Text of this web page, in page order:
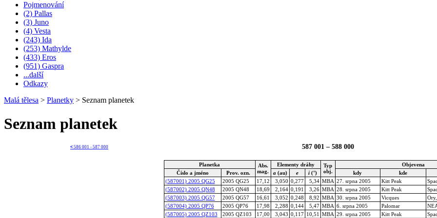
Pojmenování
(2) Pallas
(3) Juno
(4) Vesta
(243) Ida
(253) Mathylde
(433) Eros
(951) Gaspra
...další
Odkazy
Malá tělesa > Planetky > Seznam planetek
Seznam planetek
< 586 001 - 587 000 587 001 – 588 000
Planetka
Abs.
mag.
Elementy dráhy
Typ
obj.
Objevena
Číslo a jméno
Prov. ozn. a(au) e i (°) kdy kde
(587001) 2005 QG25
2005 QG25 17,12 3,050 0,277 5,34 MBA 27. srpna 2005 Kitt Peak
(587002) 2005 QN48
2005 QN48 18,69 2,164 0,191 3,26 MBA 28. srpna 2005 Kitt Peak
(587003) 2005 QG57
2005 QG57 16,61 3,052 0,248 8,92 MBA 30. srpna 2005 Vicques
(587004) 2005 QP76
2005 QP76 17,98 2,288 0,144 5,47 MBA 6. srpna 2005 Palomar
(587005) 2005 QZ103
2005 QZ103 17,00 3,043 0,117 10,51 MBA 29. srpna 2005 Kitt Peak